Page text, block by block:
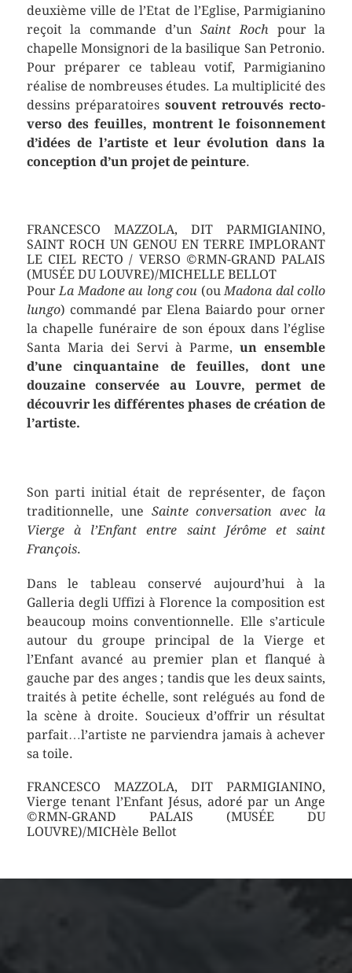
deuxième ville de l’Etat de l’Eglise, Parmigianino
reçoit la commande d’un Saint Roch pour la
chapelle Monsignori de la basilique San Petronio.
Pour préparer ce tableau votif, Parmigianino
réalise de nombreuses études. La multiplicité des
dessins préparatoires souvent retrouvés recto-
verso des feuilles, montrent le foisonnement
d’idées de l’artiste et leur évolution dans la
conception d’un projet de peinture.
FRANCESCO MAZZOLA, DIT PARMIGIANINO,
SAINT ROCH UN GENOU EN TERRE IMPLORANT
LE CIEL RECTO / VERSO ©RMN-GRAND PALAIS
(MUSÉE DU LOUVRE)/MICHELLE BELLOT
PourLa Madone au long cou (ouMadona dal collo
lungo) commandé par Elena Baiardo pour orner
la chapelle funéraire de son époux dans l’église
Santa Maria dei Servi à Parme,un ensemble
d’une cinquantaine de feuilles, dont une
douzaine conservée au Louvre, permet de
découvrir les différentes phases de création de
l’artiste.
Son parti initial était de représenter, de façon
traditionnelle, une Sainte conversation avec la
Vierge à l’Enfant entre saint Jérôme et saint
François.
Dans le tableau conservé aujourd’hui à la
Galleria degli Uffizi à Florence la composition est
beaucoup moins conventionnelle. Elle s’articule
autour du groupe principal de la Vierge et
l’Enfant avancé au premier plan et flanqué à
gauche par des anges ; tandis que les deux saints,
traités à petite échelle, sont relégués au fond de
la scène à droite. Soucieux d’offrir un résultat
parfait…l’artiste ne parviendra jamais à achever
sa toile.
FRANCESCO MAZZOLA, DIT PARMIGIANINO,
Vierge tenant l’Enfant Jésus, adoré par un Ange
©RMN-GRAND PALAIS (MUSÉE DU
LOUVRE)/MICHèle Bellot